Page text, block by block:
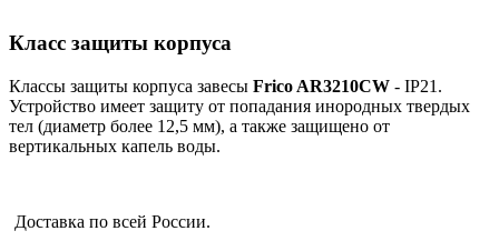
Класс защиты корпуса
Классы защиты корпуса завесы Frico AR3210CW - IP21.
Устройство имеет защиту от попадания инородных твердых
тел (диаметр более 12,5 мм), а также защищено от
вертикальных капель воды.
Доставка по всей России.